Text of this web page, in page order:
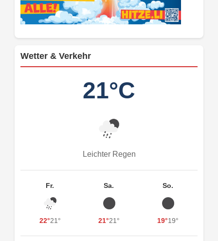
Wetter & Verkehr
21°C
Leichter Regen
Fr.
22°21°
Sa.
21°21°
So.
19°19°